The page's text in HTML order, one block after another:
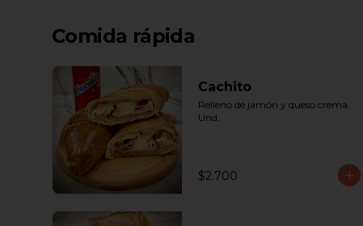
Comida rápida
Cachito
Relleno de jamón y queso crema.
Und.
$2.700